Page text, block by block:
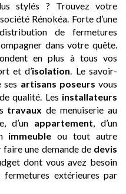
stylés ? Trouvez votre
Rénokéa. Forte d’une
de fermetures
dans votre quête.
en plus à tous vos
et d’isolation. Le savoir-
ses artisans poseurs vous
de qualité. Les installateurs
travaux de menuiserie au
d’un appartement, d’un
immeuble ou tout autre
faire une demande de devis
dont vous avez besoin
extérieures par